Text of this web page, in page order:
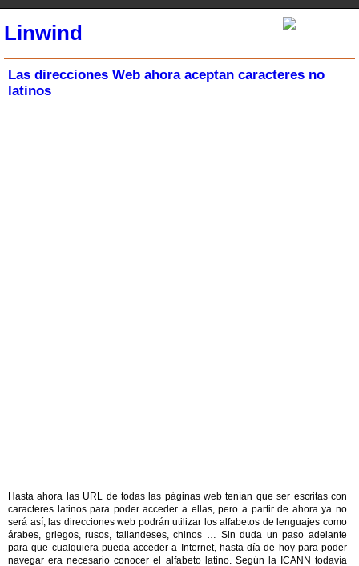
Linwind
Las direcciones Web ahora aceptan caracteres no
latinos
Hasta ahora las URL de todas las páginas web tenían que ser escritas con
caracteres latinos para poder acceder a ellas, pero a partir de ahora ya no
será así, las direcciones web podrán utilizar los alfabetos de lenguajes como
árabes, griegos, rusos, tailandeses, chinos … Sin duda un paso adelante
para que cualquiera pueda acceder a Internet, hasta día de hoy para poder
navegar era necesario conocer el alfabeto latino. Según la ICANN todavía